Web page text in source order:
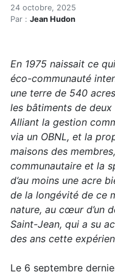
Accueil
Articles
Les plateaux
Les
24 octobre, 2025
Par : Jean Hudon
En 1975 naissait ce
éco-communauté
une terre de 540
les bâtiments de deux
Alliant la gestion
via un OBNL, et la
maisons des
communautaire et la
d’au moins une acre
de la longévité de ce
nature, au cœur d’un
Saint-Jean, qui a su
des ans cette
Le 6 septembre